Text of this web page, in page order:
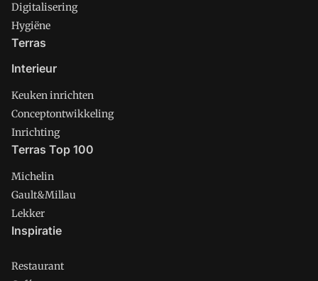
Digitalisering
Hygiëne
Terras
Interieur
Keuken inrichten
Conceptontwikkeling
Inrichting
Terras Top 100
Michelin
Gault&Millau
Lekker
Inspiratie
Restaurant